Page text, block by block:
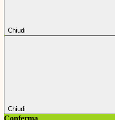
Chiudi
Chiudi